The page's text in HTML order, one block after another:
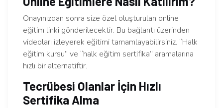
Onayınızdan sonra size özel oluşturulan online
eğitim linki gönderilecektir. Bu bağlantı üzerinden
videoları izleyerek eğitimi tamamlayabilirsiniz. “Halk
eğitim kursu” ve “halk eğitim sertifika” aramalarına
hızlı bir alternatiftir.
Tecrübesi Olanlar İçin Hızlı
Sertifika Alma